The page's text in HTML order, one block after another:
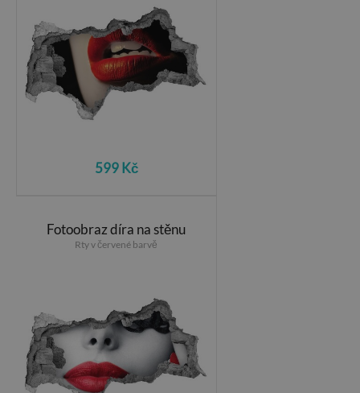
599 Kč
Fotoobraz díra na stěnu
Rty v červené barvě